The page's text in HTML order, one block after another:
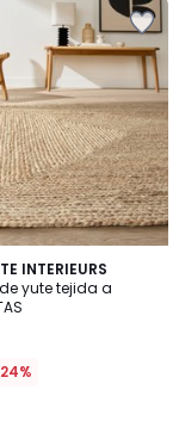
INTERIEURS
yute tejida a